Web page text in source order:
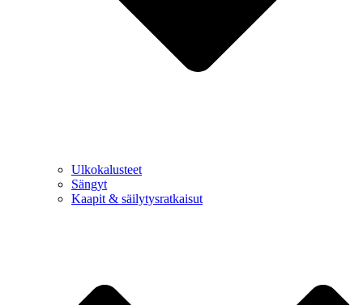
Ulkokalusteet
Sängyt
Kaapit & säilytysratkaisut